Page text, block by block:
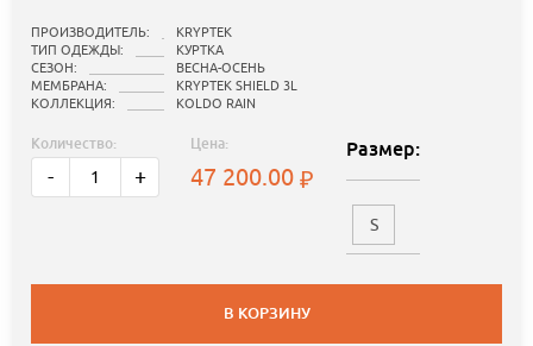
ПРОИЗВОДИТЕЛЬ:
KRYPTEK
ТИП ОДЕЖДЫ:
КУРТКА
СЕЗОН:
ВЕСНА-ОСЕНЬ
МЕМБРАНА:
KRYPTEK SHIELD 3L
КОЛЛЕКЦИЯ:
KOLDO RAIN
Количество:
- +
Цена:
47 200.00
Размер:
S
В КОРЗИНУ